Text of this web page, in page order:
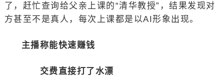
了，赶忙查询给父亲上课的“清华教授”，结果发现对
方甚至不是真人，每次上课都是以AI形象出现。
主播称能快速赚钱
交费直接打了水漂